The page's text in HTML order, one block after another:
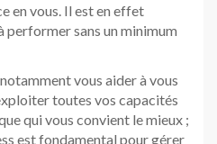
en vous. Il est en effet
performer sans un minimum
vous aider à vous
toutes vos capacités
qui vous convient le mieux ;
est fondamental pour gérer